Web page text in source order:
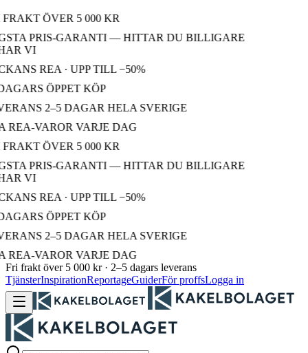
ÖVER 5 000 KR
PRIS-GARANTI — HITTAR DU BILLIGARE
VI
REA · UPP TILL −50%
ÖPPET KÖP
2–5 DAGAR HELA SVERIGE
REA-VAROR VARJE DAG
ÖVER 5 000 KR
PRIS-GARANTI — HITTAR DU BILLIGARE
VI
REA · UPP TILL −50%
ÖPPET KÖP
2–5 DAGAR HELA SVERIGE
REA-VAROR VARJE DAG
Fri frakt över 5 000 kr · 2–5 dagars leverans
TjänsterInspirationReportageGuiderFör proffsLogga in